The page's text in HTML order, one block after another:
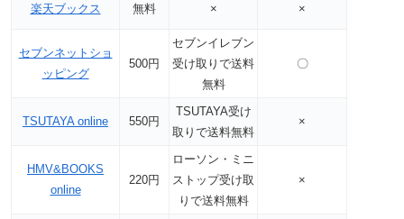
楽天ブックス 無料 × ×
セブンネットショ
ッピング
500円
セブンイレブン
受け取りで送料
無料
〇
TSUTAYA online 550円
TSUTAYA受け
取りで送料無料
×
HMV&BOOKS
online
220円
ローソン・ミニ
ストップ受け取
りで送料無料
×